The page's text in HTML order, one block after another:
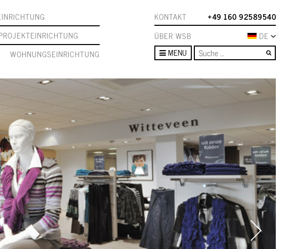
WOHNUNGSEINRICHTUNG
KONTAKT
+49 160 92589540
ÜBER WSB
DE
MENU